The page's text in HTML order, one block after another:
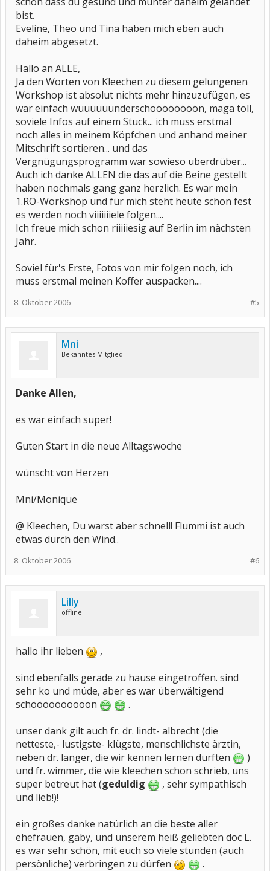
bist.
Eveline, Theo und Tina haben mich eben auch
daheim abgesetzt.
Hallo an ALLE,
Ja den Worten von Kleechen zu diesem gelungenen
Workshop ist absolut nichts mehr hinzuzufügen, es
war einfach wuuuuuunderschöööööööön, maga toll,
soviele Infos auf einem Stück... ich muss erstmal
noch alles in meinem Köpfchen und anhand meiner
Mitschrift sortieren... und das
Vergnügungsprogramm war sowieso überdrüber...
Auch ich danke ALLEN die das auf die Beine gestellt
haben nochmals gang ganz herzlich. Es war mein
1.RO-Workshop und für mich steht heute schon fest
es werden noch viiiiiiiele folgen....
Ich freue mich schon riiiiiesig auf Berlin im nächsten
Jahr.
Soviel für's Erste, Fotos von mir folgen noch, ich
muss erstmal meinen Koffer auspacken....
#5
8. Oktober 2006
Mni
Bekanntes Mitglied
Danke Allen,
es war einfach super!
Guten Start in die neue Alltagswoche
wünscht von Herzen
Mni/Monique
@ Kleechen, Du warst aber schnell! Flummi ist auch
etwas durch den Wind..
#6
8. Oktober 2006
Lilly
offline
hallo ihr lieben
,
sind ebenfalls gerade zu hause eingetroffen. sind
sehr ko und müde, aber es war überwältigend
schöööööööööön
.
unser dank gilt auch fr. dr. lindt- albrecht (die
netteste,- lustigste- klügste, menschlichste ärztin,
neben dr. langer, die wir kennen lernen durften
)
und fr. wimmer, die wie kleechen schon schrieb, uns
super betreut hat (geduldig
, sehr sympathisch
und lieb!)!
ein großes danke natürlich an die beste aller
ehefrauen, gaby, und unserem heiß geliebten doc L.
es war sehr schön, mit euch so viele stunden (auch
persönliche) verbringen zu dürfen
.